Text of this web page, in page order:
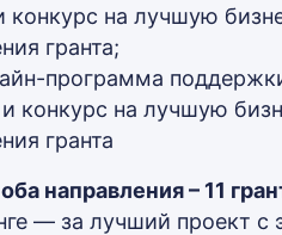
конкурс на лучшую
гранта;
программа
и конкурс на лучшую
гранта
направления – 11
— за лучший проект с